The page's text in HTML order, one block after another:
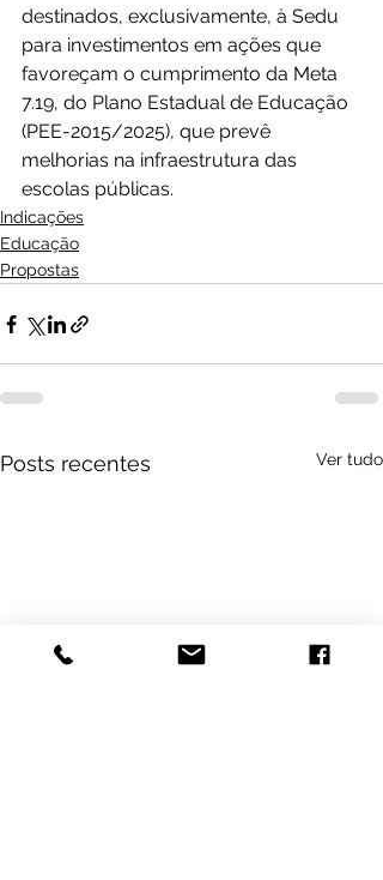
destinados, exclusivamente, à Sedu
para investimentos em ações que
favoreçam o cumprimento da Meta
7.19, do Plano Estadual de Educação
(PEE-2015/2025), que prevê
melhorias na infraestrutura das
escolas públicas.
Indicações
Educação
Propostas
Posts recentes Ver tudo